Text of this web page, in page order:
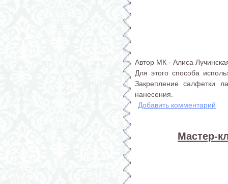
Автор МК - Алиса
Для этого способа
Закрепление салфетки
нанесения.
Добавить комментарий
Мастер-